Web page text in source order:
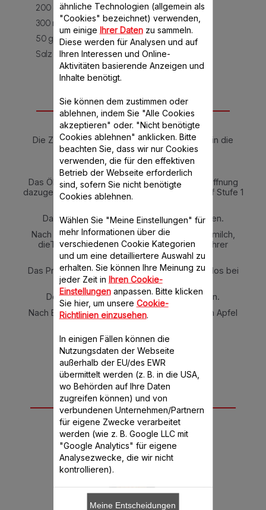
200 g Tomatensoße
300 ml Hühnerbrühe
50 g grüne Äpfel
Salz
Anleitung
Die Zwiebel und den Knoblauch schälen und in die
Küchenmaschine geben.
10 Sek. auf Stufe 7 zerkleinern.
Das Öl und das Currypulver durch die Deckelöffnung
dazugeben und das Programm „Slow cook“ auf Stufe 1
für 5 Min. bei 120°C einstellen.
Das Lammfleisch in große Stücke schneiden.
Nach 5 Min. das Lammfleisch, die Kokosnussmilch,
dieTomatensoße und den Fond mit dem Rührer
untermischen und salzen.
Das Programm „Slow cook“ für 45 Min. stufenlos bei
95°C einstellen.
Den Apfel schälen und in Würfel schneiden.
Nach Ende der Garzeit mit dem geschnittenen Apfel
servieren.
Für dieses Rezept
benötigen Sie
ähnliche Technologien (allgemein als
"Cookies" bezeichnet) verwenden,
um einige Ihrer Datenzu sammeln.
Diese werden für Analysen und auf
Ihren Interessen und Online-
Aktivitäten basierende Anzeigen und
Inhalte benötigt.
Sie können dem zustimmen oder
ablehnen, indem Sie "Alle Cookies
akzeptieren" oder. "Nicht benötigte
Cookies ablehnen" anklicken. Bitte
beachten Sie, dass wir nur Cookies
verwenden, die für den effektiven
Betrieb der Webseite erforderlich
sind, sofern Sie nicht benötigte
Cookies ablehnen.
Wählen Sie "Meine Einstellungen" für
mehr Informationen über die
verschiedenen Cookie Kategorien
und um eine detailliertere Auswahl zu
erhalten. Sie können Ihre Meinung zu
jeder Zeit in Ihren Cookie-
Einstellungenanpassen. Bitte klicken
Sie hier, um unsere Cookie-
Richtlinien einzusehen.
In einigen Fällen können die
Nutzungsdaten der Webseite
außerhalb der EU/des EWR
übermittelt werden (z. B. in die USA,
wo Behörden auf Ihre Daten
zugreifen können) und von
verbundenen Unternehmen/Partnern
für eigene Zwecke verarbeitet
werden (wie z. B. Google LLC mit
"Google Analytics" für eigene
Analysezwecke, die wir nicht
kontrollieren).
Meine Entscheidungen